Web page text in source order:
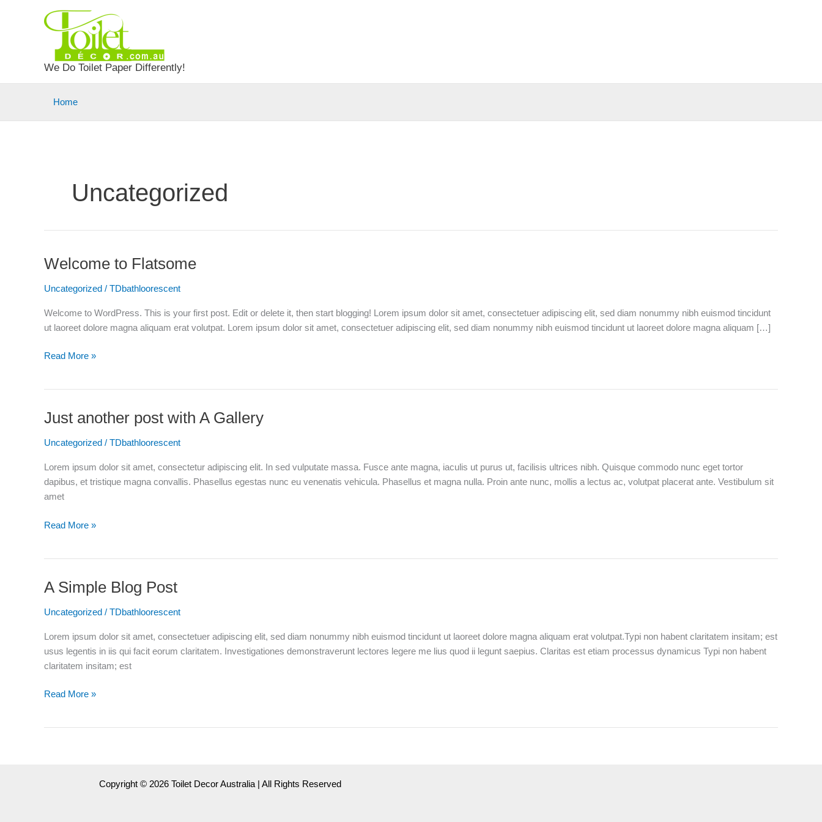
We Do Toilet Paper Differently!
Home
Uncategorized
Welcome to Flatsome
Uncategorized / TDbathloorescent
Welcome to WordPress. This is your first post. Edit or delete it, then start blogging! Lorem ipsum dolor sit amet, consectetuer adipiscing elit, sed diam nonummy nibh euismod tincidunt
ut laoreet dolore magna aliquam erat volutpat. Lorem ipsum dolor sit amet, consectetuer adipiscing elit, sed diam nonummy nibh euismod tincidunt ut laoreet dolore magna aliquam […]
Welcome
Flatsome
Read More »
Just another post with A Gallery
Uncategorized / TDbathloorescent
Lorem ipsum dolor sit amet, consectetur adipiscing elit. In sed vulputate massa. Fusce ante magna, iaculis ut purus ut, facilisis ultrices nibh. Quisque commodo nunc eget tortor
dapibus, et tristique magna convallis. Phasellus egestas nunc eu venenatis vehicula. Phasellus et magna nulla. Proin ante nunc, mollis a lectus ac, volutpat placerat ante. Vestibulum sit
amet
Just
post
A
Gallery
Read More »
A Simple Blog Post
Uncategorized / TDbathloorescent
Lorem ipsum dolor sit amet, consectetuer adipiscing elit, sed diam nonummy nibh euismod tincidunt ut laoreet dolore magna aliquam erat volutpat.Typi non habent claritatem insitam; est
usus legentis in iis qui facit eorum claritatem. Investigationes demonstraverunt lectores legere me lius quod ii legunt saepius. Claritas est etiam processus dynamicus Typi non habent
claritatem insitam; est
A
Blog
Read More »
Copyright © 2026 Toilet Decor Australia | All Rights Reserved